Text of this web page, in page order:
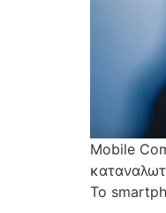
Mobile
Το